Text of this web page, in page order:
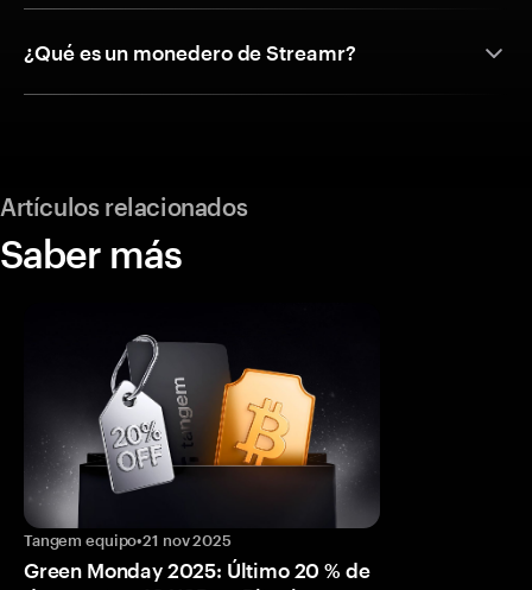
¿Qué es un monedero de Streamr?
Artículos relacionados
Saber más
Tangem equipo•21 nov 2025
Green Monday 2025: Último 20 % de